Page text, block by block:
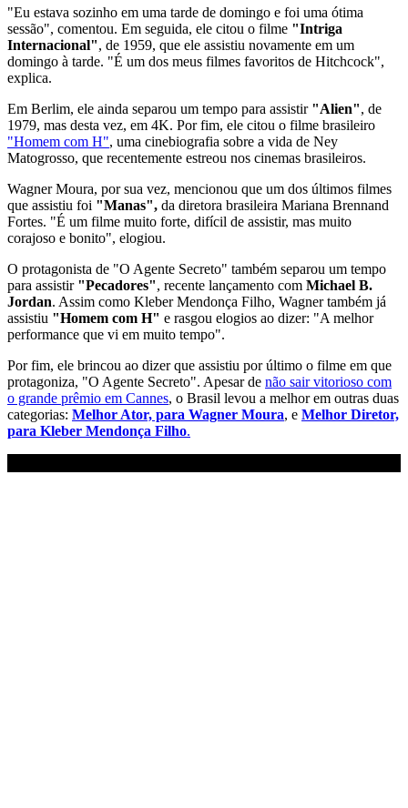
"Eu estava sozinho em uma tarde de domingo e foi uma ótima
sessão", comentou. Em seguida, ele citou o filme "Intriga
Internacional", de 1959, que ele assistiu novamente em um
domingo à tarde. "É um dos meus filmes favoritos de Hitchcock",
explica.
Em Berlim, ele ainda separou um tempo para assistir "Alien", de
1979, mas desta vez, em 4K. Por fim, ele citou o filme brasileiro
"Homem com H", uma cinebiografia sobre a vida de Ney
Matogrosso, que recentemente estreou nos cinemas brasileiros.
Wagner Moura, por sua vez, mencionou que um dos últimos filmes
que assistiu foi "Manas", da diretora brasileira Mariana Brennand
Fortes. "É um filme muito forte, difícil de assistir, mas muito
corajoso e bonito", elogiou.
O protagonista de "O Agente Secreto" também separou um tempo
para assistir "Pecadores", recente lançamento com Michael B.
Jordan. Assim como Kleber Mendonça Filho, Wagner também já
assistiu "Homem com H" e rasgou elogios ao dizer: "A melhor
performance que vi em muito tempo".
Por fim, ele brincou ao dizer que assistiu por último o filme em que
protagoniza, "O Agente Secreto". Apesar de não sair vitorioso com
o grande prêmio em Cannes, o Brasil levou a melhor em outras duas
categorias: Melhor Ator, para Wagner Moura, e Melhor Diretor,
para Kleber Mendonça Filho.